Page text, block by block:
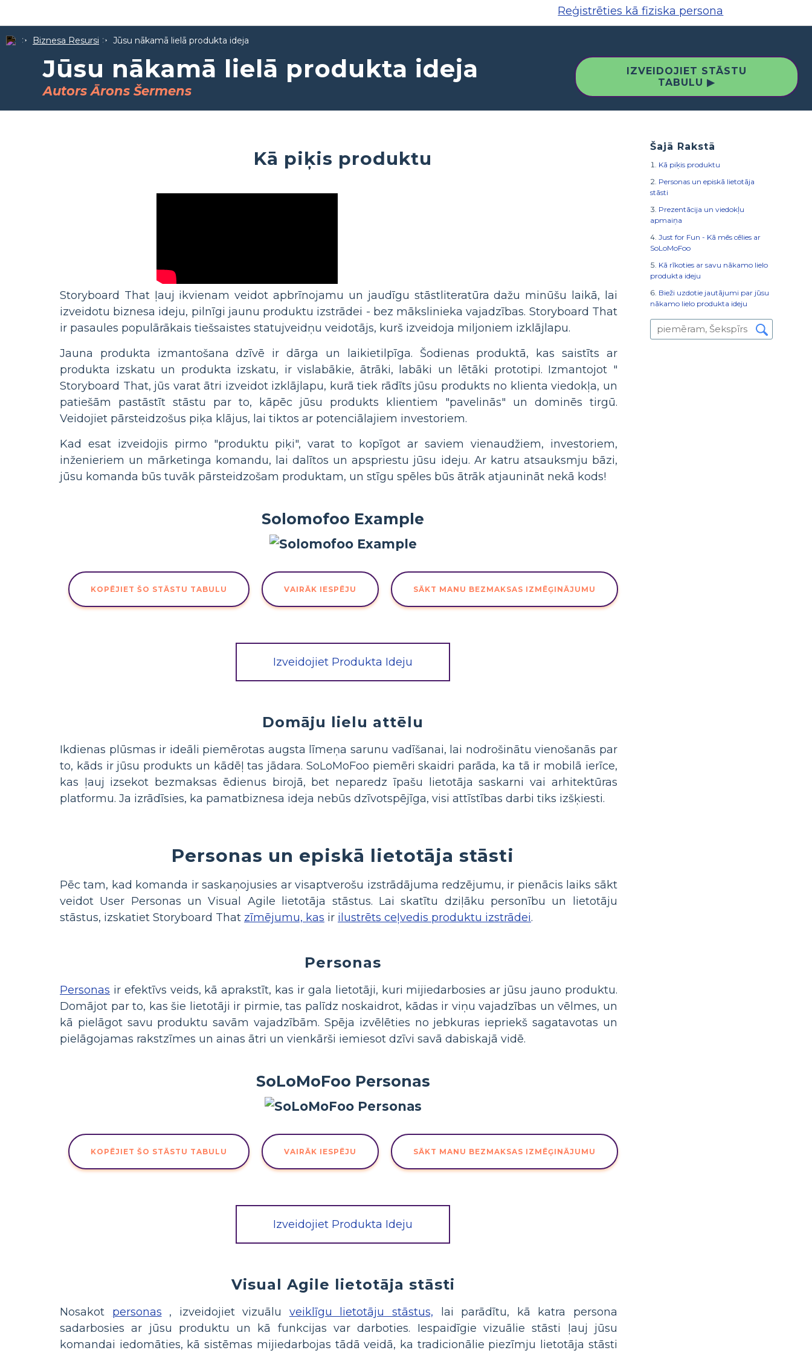
Reģistrēties kā fiziska persona
Biznesa Resursi Jūsu nākamā lielā produkta ideja
Jūsu nākamā lielā produkta ideja
Autors Ārons Šermens
IZVEIDOJIET STĀSTU
TABULU ▶
Šajā Rakstā
Kā piķis produktu
Personas un episkā lietotāja
stāsti
Prezentācija un viedokļu
apmaiņa
Just for Fun - Kā mēs cēlies ar
SoLoMoFoo
Kā rīkoties ar savu nākamo lielo
produkta ideju
Bieži uzdotie jautājumi par jūsu
nākamo lielo produkta ideju
Kā piķis produktu
Storyboard That ļauj ikvienam veidot apbrīnojamu un jaudīgu stāstliteratūra dažu minūšu laikā, lai
izveidotu biznesa ideju, pilnīgi jaunu produktu izstrādei - bez mākslinieka vajadzības. Storyboard That
ir pasaules populārākais tiešsaistes statujveidņu veidotājs, kurš izveidoja miljoniem izklājlapu.
Jauna produkta izmantošana dzīvē ir dārga un laikietilpīga. Šodienas produktā, kas saistīts ar
produkta izskatu un produkta izskatu, ir vislabākie, ātrāki, labāki un lētāki prototipi. Izmantojot "
Storyboard That, jūs varat ātri izveidot izklājlapu, kurā tiek rādīts jūsu produkts no klienta viedokļa, un
patiešām pastāstīt stāstu par to, kāpēc jūsu produkts klientiem "pavelinās" un dominēs tirgū.
Veidojiet pārsteidzošus piķa klājus, lai tiktos ar potenciālajiem investoriem.
Kad esat izveidojis pirmo "produktu piķi", varat to kopīgot ar saviem vienaudžiem, investoriem,
inženieriem un mārketinga komandu, lai dalītos un apspriestu jūsu ideju. Ar katru atsauksmju bāzi,
jūsu komanda būs tuvāk pārsteidzošam produktam, un stīgu spēles būs ātrāk atjaunināt nekā kods!
Solomofoo Example
KOPĒJIET ŠO STĀSTU TABULU VAIRĀK IESPĒJU SĀKT MANU BEZMAKSAS IZMĒĢINĀJUMU
Izveidojiet Produkta Ideju
Domāju lielu attēlu
Ikdienas plūsmas ir ideāli piemērotas augsta līmeņa sarunu vadīšanai, lai nodrošinātu vienošanās par
to, kāds ir jūsu produkts un kādēļ tas jādara. SoLoMoFoo piemēri skaidri parāda, ka tā ir mobilā ierīce,
kas ļauj izsekot bezmaksas ēdienus birojā, bet neparedz īpašu lietotāja saskarni vai arhitektūras
platformu. Ja izrādīsies, ka pamatbiznesa ideja nebūs dzīvotspējīga, visi attīstības darbi tiks izšķiesti.
Personas un episkā lietotāja stāsti
Pēc tam, kad komanda ir saskaņojusies ar visaptverošu izstrādājuma redzējumu, ir pienācis laiks sākt
veidot User Personas un Visual Agile lietotāja stāstus. Lai skatītu dziļāku personību un lietotāju
stāstus, izskatiet Storyboard That zīmējumu, kas ir ilustrēts ceļvedis produktu izstrādei.
Personas
Personas ir efektīvs veids, kā aprakstīt, kas ir gala lietotāji, kuri mijiedarbosies ar jūsu jauno produktu.
Domājot par to, kas šie lietotāji ir pirmie, tas palīdz noskaidrot, kādas ir viņu vajadzības un vēlmes, un
kā pielāgot savu produktu savām vajadzībām. Spēja izvēlēties no jebkuras iepriekš sagatavotas un
pielāgojamas rakstzīmes un ainas ātri un vienkārši iemiesot dzīvi savā dabiskajā vidē.
SoLoMoFoo Personas
KOPĒJIET ŠO STĀSTU TABULU VAIRĀK IESPĒJU SĀKT MANU BEZMAKSAS IZMĒĢINĀJUMU
Izveidojiet Produkta Ideju
Visual Agile lietotāja stāsti
Nosakot personas , izveidojiet vizuālu veiklīgu lietotāju stāstus, lai parādītu, kā katra persona
sadarbosies ar jūsu produktu un kā funkcijas var darboties. Iespaidīgie vizuālie stāsti ļauj jūsu
komandai iedomāties, kā sistēmas mijiedarbojas tādā veidā, ka tradicionālie piezīmju lietotāja stāsti